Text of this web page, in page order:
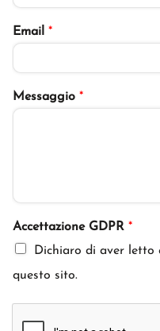
Email *
Messaggio *
Accettazione GDPR *
Dichiaro di aver letto
questo sito.